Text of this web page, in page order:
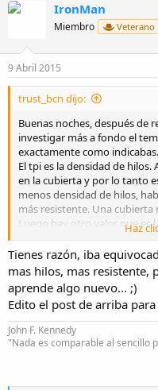
IronMan
Miembro Veterano
9 Abril 2015
trust_bcn dijo:
Buenas noches, después de
investigar más a fondo el
exactamente como indicabas.
El tpi es la densidad de
en la cubierta y por lo tanto
menos densidad de hilos,
más resistente. Una
Luego hay otro valor que es
conviene que tenga un valor
Un valor mediome parece
Un saludo.
Haz
Tienes razón, iba
mas hilos, mas resistente,
aprende algo nuevo... ;)
Edito el post de arriba
John F. Kennedy
"Nada es comparable al sencillo